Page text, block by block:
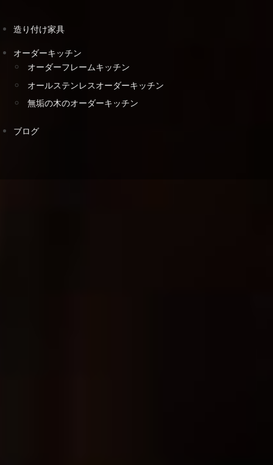
造り付け家具
オーダーキッチン
オーダーフレームキッチン
オールステンレスオーダーキッチン
無垢の木のオーダーキッチン
ブログ